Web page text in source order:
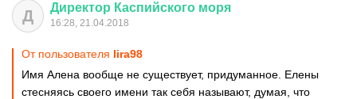
Д Директор Каспийского моря
16:28, 21.04.2018
От пользователя lira98
Имя Алена вообще не существует, придуманное. Елены
стесняясь своего имени так себя называют, думая, что